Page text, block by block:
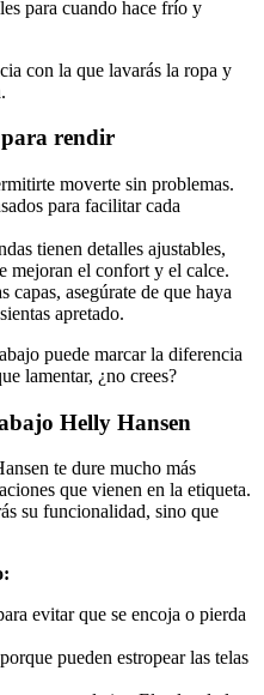
para cuando hace frío y
con la que lavarás la ropa y
rendir
moverte sin problemas.
para facilitar cada
tienen detalles ajustables,
mejoran el confort y el calce.
capas, asegúrate de que haya
apretado.
puede marcar la diferencia
lamentar, ¿no crees?
Helly Hansen
te dure mucho más
que vienen en la etiqueta.
su funcionalidad, sino que
evitar que se encoja o pierda
pueden estropear las telas